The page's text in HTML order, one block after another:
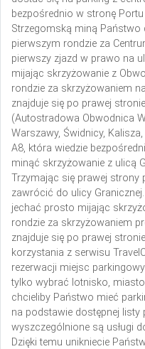
bezpośrednio w stronę
Strzegomską miną Państwo
pierwszym rondzie za
pierwszy zjazd w prawo na
mijając skrzyżowanie z
rondzie za skrzyżowaniem
znajduje się po prawej
(Autostradowa Obwodnica
Warszawy, Świdnicy,
A8, która wiedzie
minąć skrzyżowanie z ulicą
Trzymając się prawej strony
zawrócić do ulicy
jechać prosto mijając
rondzie za skrzyżowaniem
znajduje się po prawej
korzystania z serwisu
rezerwacji miejsc
tylko wybrać lotnisko,
chcieliby Państwo mieć
na podstawie dostępnej listy
wyszczególnione są usługi
Dzięki temu unikniecie